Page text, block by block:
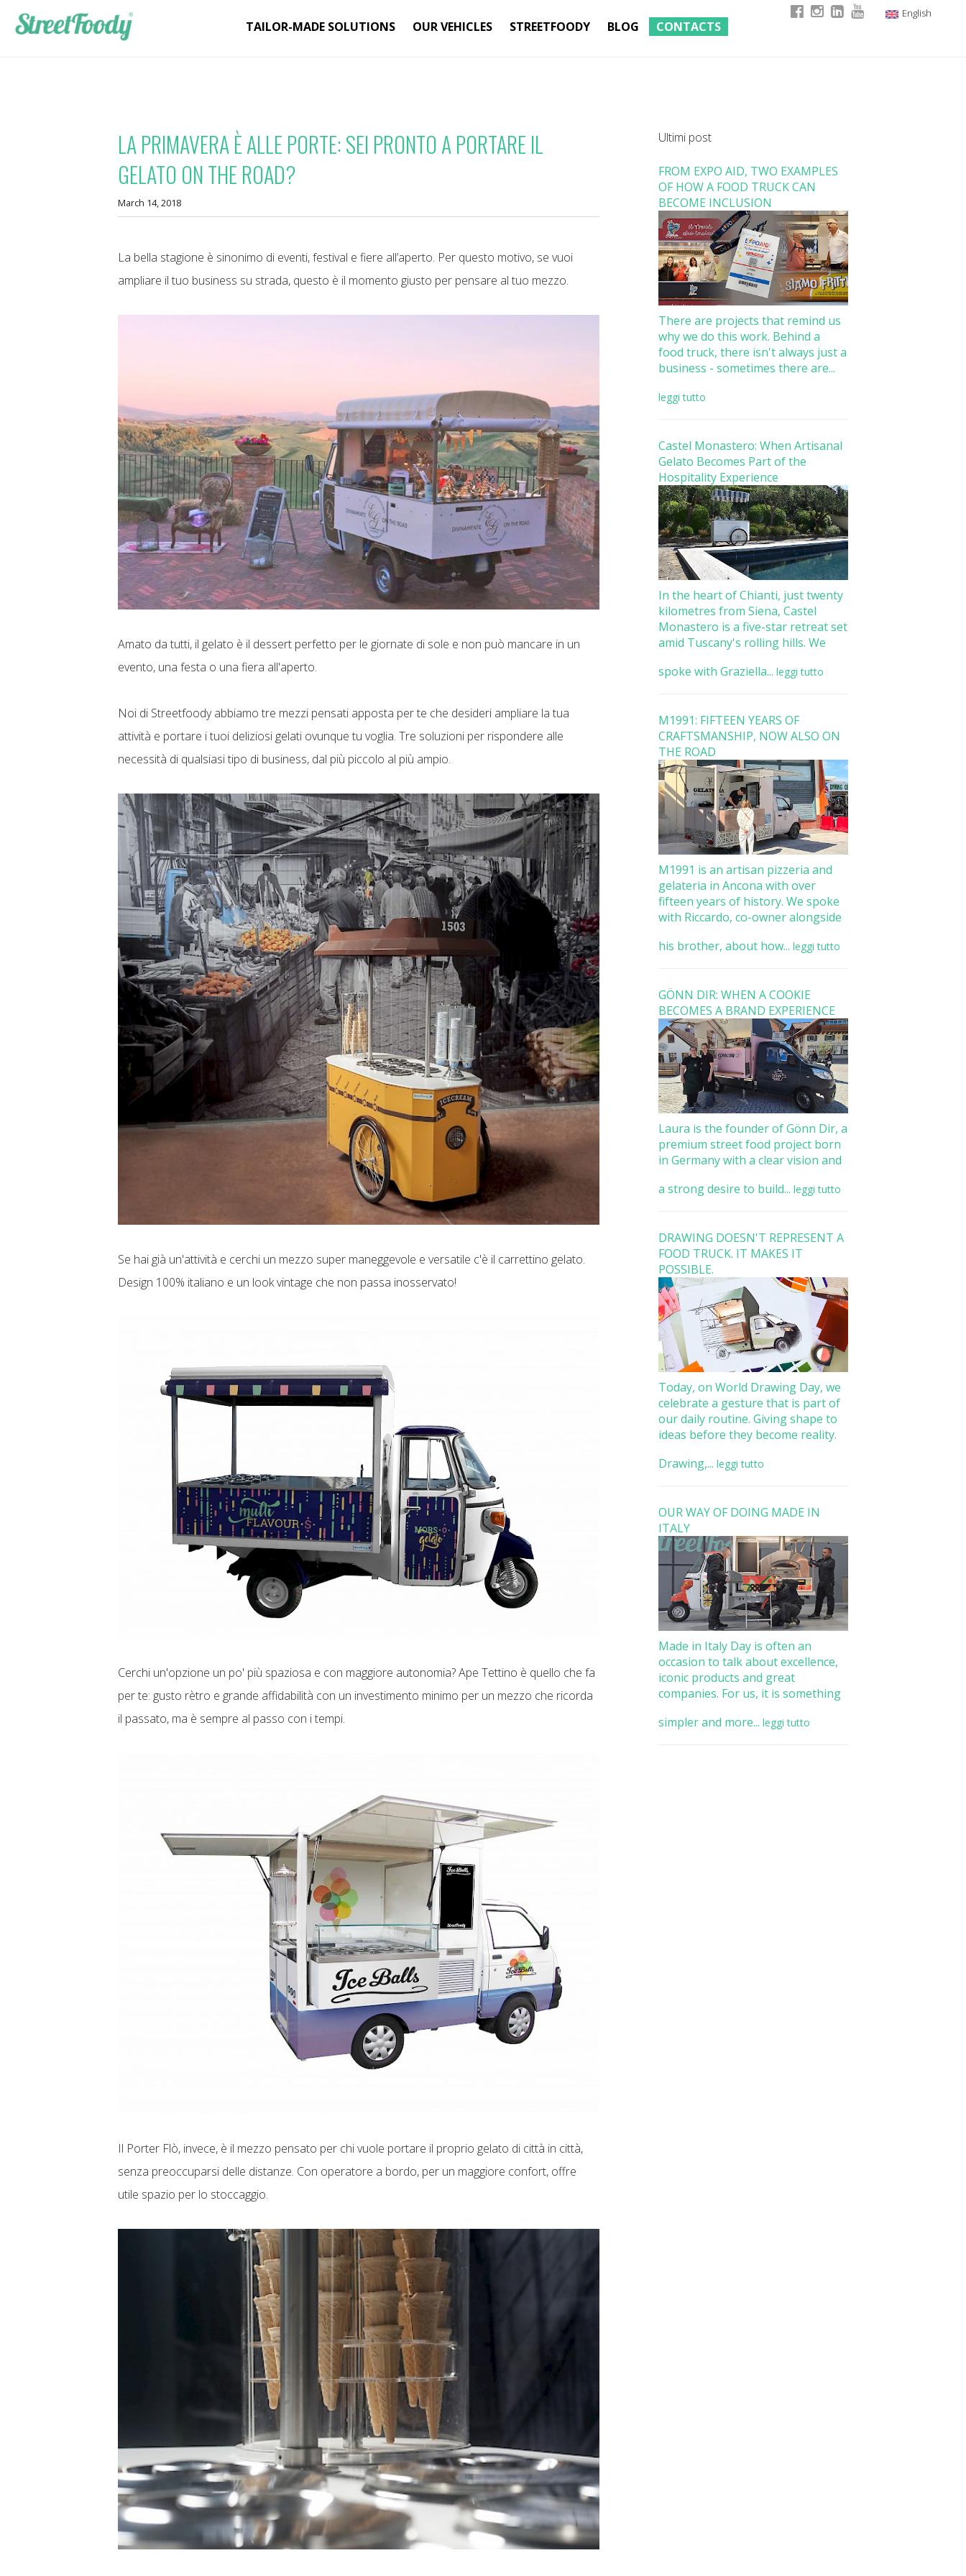
English
TAILOR-MADE SOLUTIONS OUR VEHICLES STREETFOODY BLOG CONTACTS
LA PRIMAVERA È ALLE PORTE: SEI PRONTO A PORTARE IL
GELATO ON THE ROAD?
March 14, 2018
La bella stagione è sinonimo di eventi, festival e fiere all’aperto. Per questo motivo, se vuoi
ampliare il tuo business su strada, questo è il momento giusto per pensare al tuo mezzo.
Amato da tutti, il gelato è il dessert perfetto per le giornate di sole e non può mancare in un
evento, una festa o una fiera all'aperto.
Noi di Streetfoody abbiamo tre mezzi pensati apposta per te che desideri ampliare la tua
attività e portare i tuoi deliziosi gelati ovunque tu voglia. Tre soluzioni per rispondere alle
necessità di qualsiasi tipo di business, dal più piccolo al più ampio.
Se hai già un'attività e cerchi un mezzo super maneggevole e versatile c'è il carrettino gelato.
Design 100% italiano e un look vintage che non passa inosservato!
Cerchi un'opzione un po' più spaziosa e con maggiore autonomia? Ape Tettino è quello che fa
per te: gusto rètro e grande affidabilità con un investimento minimo per un mezzo che ricorda
il passato, ma è sempre al passo con i tempi.
Il Porter Flò, invece, è il mezzo pensato per chi vuole portare il proprio gelato di città in città,
senza preoccuparsi delle distanze. Con operatore a bordo, per un maggiore confort, offre
utile spazio per lo stoccaggio.
Ultimi post
FROM EXPO AID, TWO EXAMPLES
OF HOW A FOOD TRUCK CAN
BECOME INCLUSION
There are projects that remind us
why we do this work. Behind a
food truck, there isn't always just a
business - sometimes there are...
leggi tutto
Castel Monastero: When Artisanal
Gelato Becomes Part of the
Hospitality Experience
In the heart of Chianti, just twenty
kilometres from Siena, Castel
Monastero is a five-star retreat set
amid Tuscany's rolling hills. We
spoke with Graziella... leggi tutto
M1991: FIFTEEN YEARS OF
CRAFTSMANSHIP, NOW ALSO ON
THE ROAD
M1991 is an artisan pizzeria and
gelateria in Ancona with over
fifteen years of history. We spoke
with Riccardo, co-owner alongside
his brother, about how... leggi tutto
GÖNN DIR: WHEN A COOKIE
BECOMES A BRAND EXPERIENCE
Laura is the founder of Gönn Dir, a
premium street food project born
in Germany with a clear vision and
a strong desire to build... leggi tutto
DRAWING DOESN'T REPRESENT A
FOOD TRUCK. IT MAKES IT
POSSIBLE.
Today, on World Drawing Day, we
celebrate a gesture that is part of
our daily routine. Giving shape to
ideas before they become reality.
Drawing,... leggi tutto
OUR WAY OF DOING MADE IN
ITALY
Made in Italy Day is often an
occasion to talk about excellence,
iconic products and great
companies. For us, it is something
simpler and more... leggi tutto